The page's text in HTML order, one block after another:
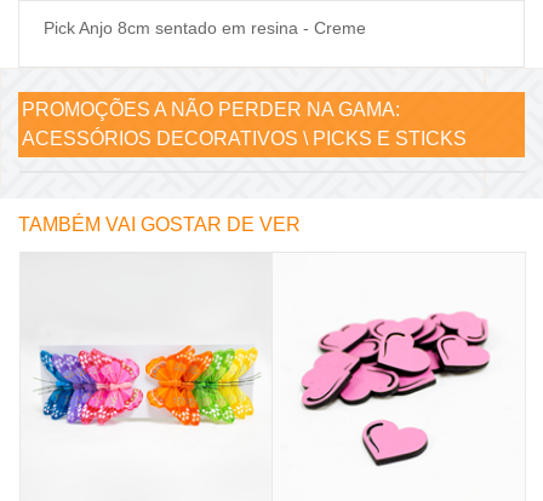
Pick Anjo 8cm sentado em resina - Creme
PROMOÇÕES A NÃO PERDER NA GAMA:
ACESSÓRIOS DECORATIVOS \ PICKS E STICKS
TAMBÉM VAI GOSTAR DE VER